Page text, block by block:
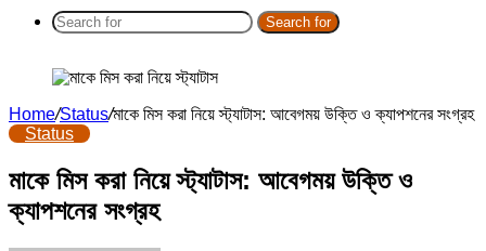
Search for
Home/Status/মাকে মিস করা নিয়ে স্ট্যাটাস: আবেগময় উক্তি ও ক্যাপশনের সংগ্রহ
Status
মাকে মিস করা নিয়ে স্ট্যাটাস: আবেগময় উক্তি ও
ক্যাপশনের সংগ্রহ